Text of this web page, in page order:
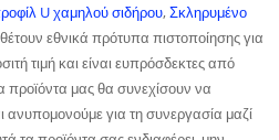
U χαμηλού σιδήρου,Σκληρυμένο
εθνικά πρότυπα πιστοποίησης για
τιμή και είναι ευπρόσδεκτες από
μας θα συνεχίσουν να
ανυπομονούμε για τη συνεργασία μαζί